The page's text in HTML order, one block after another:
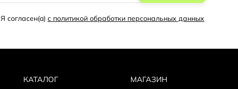
Я согласен(a) с политикой обработки персональных данных
КАТАЛОГ МАГАЗИН